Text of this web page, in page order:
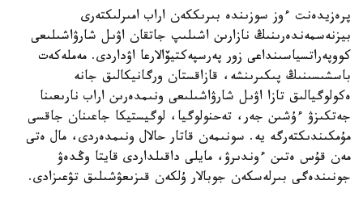
پرەزيدەنت ءوز سوزىندە بىرىككەن اراب امىرلىكتەرى
بيزنەسمەندەرىنىڭ نازارىن اشىلىپ جاتقان اۋىل شارۋاشىلىعى
كووپەراتسياسىنداعى زور پەرسپەكتيۆالارعا اۋداردى. مەملەكەت
باسشىسىنىڭ پىكىرىنشە، قازاقستان ورگانيكالىق جانە
ەكولوگيالىق تازا اۋىل شارۋاشىلىعى ونىمدەرىن اراب نارىعىنا
جەتكىزۋ ءۇشىن جەر، تەحنولوگيا، لوگيستيكا جاعىنان جاقسى
مۇمكىندىكتەرگە يە. سونىمەن قاتار حالال ونىمدەردى، مال ەتى
مەن قۇس ەتىن ءوندىرۋ، مايلى داقىلداردى قايتا وڭدەۋ
جونىندەگى بىرلەسكەن جوبالار ۇلكەن قىزىعۋشىلىق تۋعىزادى.